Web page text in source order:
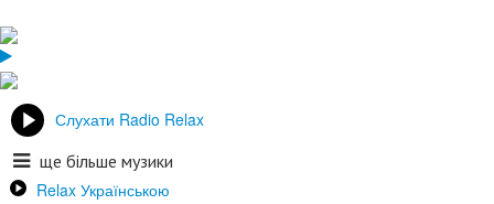
Слухати Radio Relax
ще більше музики
Relax Українською